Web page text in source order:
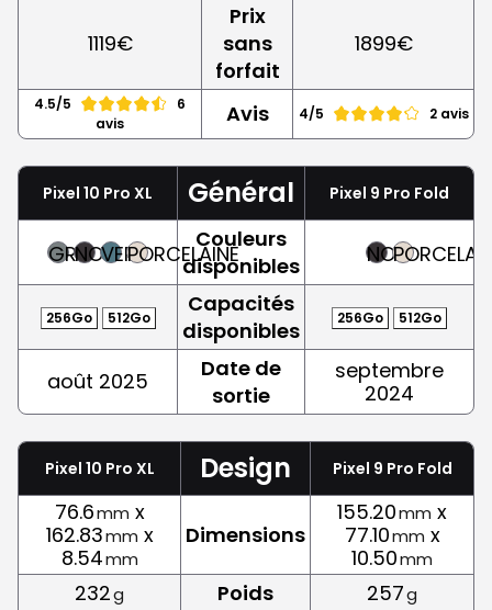
1119€
Prix
sans
forfait
1899€
4.5/5
6
avis
Avis 4/5 2 avis
Pixel 10 Pro XL Général Pixel 9 Pro Fold
GRISNOIRVERTPORCELAINE
Couleurs
disponibles
NOIR
256Go 512Go
Capacités
disponibles
256Go 512Go
août 2025
Date de
sortie
septembre
2024
Pixel 10 Pro XL Design Pixel 9 Pro Fold
76.6mm x
162.83mm x
8.54mm
Dimensions
155.20mm x
77.10mm x
10.50mm
232g Poids 257g